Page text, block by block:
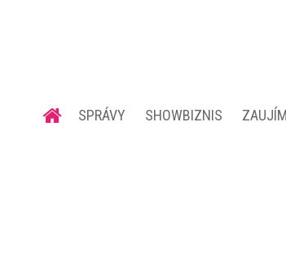
SPRÁVY SHOWBIZNIS